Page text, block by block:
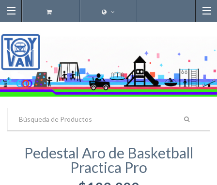
Pedestal Aro de Basketball
Practica Pro